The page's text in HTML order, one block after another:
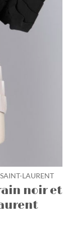
LAURENT
noir et